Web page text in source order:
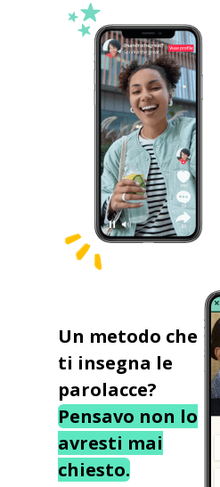
Un metodo che
ti insegna le
parolacce?
Pensavo non lo
avresti mai
chiesto.